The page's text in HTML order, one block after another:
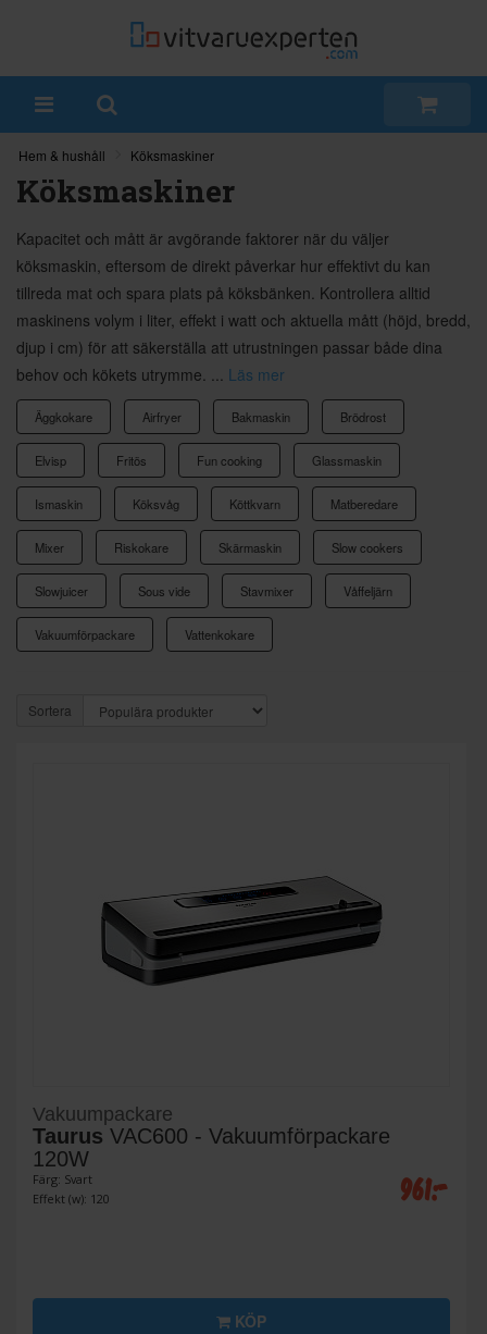
Hem & hushåll Köksmaskiner
Köksmaskiner
Kapacitet och mått är avgörande faktorer när du väljer
köksmaskin, eftersom de direkt påverkar hur effektivt du kan
tillreda mat och spara plats på köksbänken. Kontrollera alltid
maskinens volym i liter, effekt i watt och aktuella mått (höjd, bredd,
djup i cm) för att säkerställa att utrustningen passar både dina
behov och kökets utrymme. ... Läs mer
Äggkokare Airfryer Bakmaskin Brödrost
Elvisp Fritös Fun cooking Glassmaskin
Ismaskin Köksvåg Köttkvarn Matberedare
Mixer Riskokare Skärmaskin Slow cookers
Slowjuicer Sous vide Stavmixer Våffeljärn
Vakuumförpackare Vattenkokare
Sortera
Vakuumpackare
Taurus VAC600 - Vakuumförpackare
120W
Färg: Svart
Effekt (w): 120
961:-
KÖP